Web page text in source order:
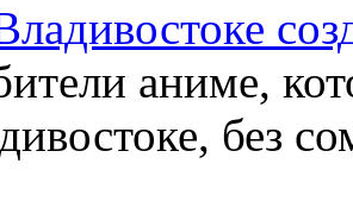
аниме,
без